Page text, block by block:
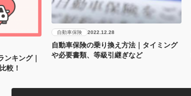
ンキング｜
較！
自動車保険 2022.12.28
自動車保険の乗り換え方法｜タイミング
や必要書類、等級引継ぎなど